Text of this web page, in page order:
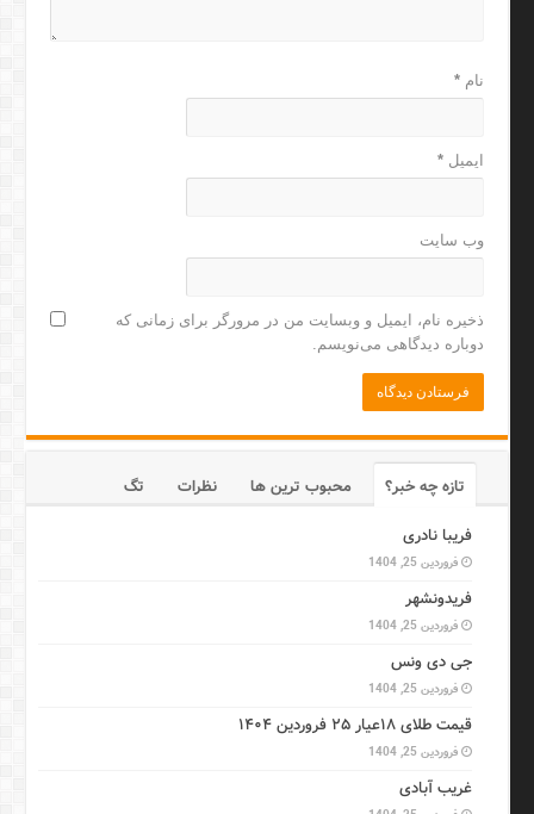
نام*
ایمیل*
وب‌ سایت
ذخیره نام، ایمیل و وبسایت من در مرورگر برای زمانی که
دوباره دیدگاهی می‌نویسم.
تازه چه خبر؟ محبوب ترین ها نظرات
تگ
فریبا نادری
فروردین 25, 1404
فریدونشهر
فروردین 25, 1404
جی دی ونس
فروردین 25, 1404
قیمت طلای ۱۸عیار ۲۵ فروردین ۱۴۰۴
فروردین 25, 1404
غریب آبادی